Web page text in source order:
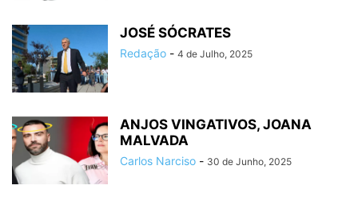
JOSÉ SÓCRATES
Redação - 4 de Julho, 2025
ANJOS VINGATIVOS, JOANA
MALVADA
Carlos Narciso - 30 de Junho, 2025